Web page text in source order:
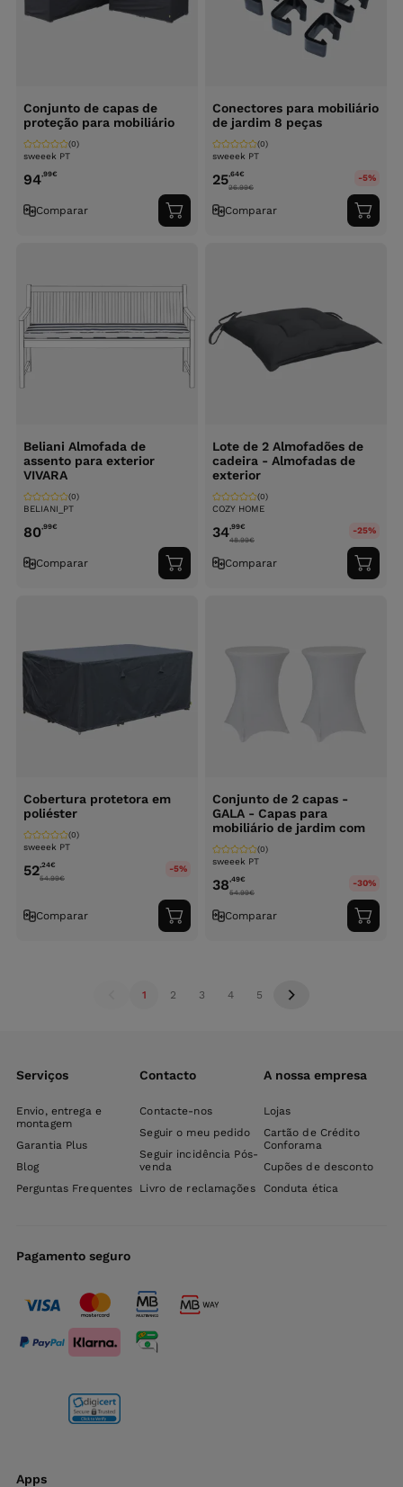
Conjunto de capas de
proteção para mobiliário
sweeek PT
(0)
94,99€
Comparar
Adicionar
ao
Conectores para mobiliário
de jardim 8 peças
sweeek PT
(0)
25,64€
26.99€
-5%
Comparar
ao
Beliani Almofada de
assento para exterior
VIVARA
BELIANI_PT
(0)
80,99€
Comparar
Adicionar
ao
Lote de 2 Almofadões de
cadeira - Almofadas de
exterior
COZY HOME
(0)
34,99€
48.99€
-25%
Comparar
ao
Cobertura protetora em
poliéster
sweeek PT
(0)
52,24€
54.99€
-5%
Comparar
Adicionar
ao
Conjunto de 2 capas -
GALA - Capas para
mobiliário de jardim com
sweeek PT
(0)
38,49€
54.99€
-30%
Comparar
ao
1 2 3 4 5
Serviços
Envio, entrega e
montagem
Garantia Plus
Blog
Perguntas Frequentes
Contacto
Contacte-nos
Seguir o meu pedido
Seguir incidência Pós-
venda
Livro de reclamações
A nossa empresa
Lojas
Cartão de Crédito
Conforama
Cupões de desconto
Conduta ética
Pagamento seguro
Apps